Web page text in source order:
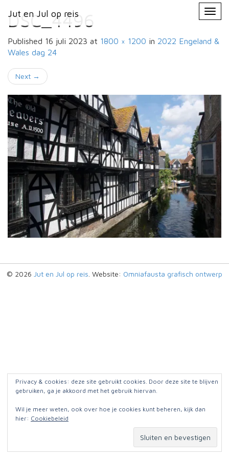
Jut en Jul op reis
Primary
Menu
Jut en Jul op reis
DSC_4496
Published 16 juli 2023 at 1800 × 1200 in 2022 Engeland &
Wales dag 24
Next →
© 2026 Jut en Jul op reis . Website: Omniafausta grafisch ontwerp
Privacy & cookies: deze site gebruikt cookies. Door deze site te blijven
gebruiken, ga je akkoord met het gebruik hiervan.
Wil je meer weten, ook over hoe je cookies kunt beheren, kijk dan
hier: Cookiebeleid